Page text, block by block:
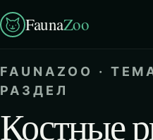
FaunaZoo
FAUNAZOO ·
РАЗДЕЛ
Костные